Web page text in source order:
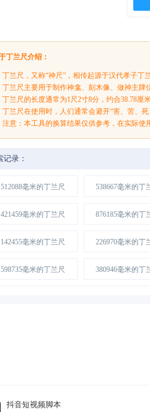
丁兰尺介绍：
丁兰尺，又称“神尺”，相传起源于汉代孝子
丁兰尺主要用于制作神龛、刻木像、做神主牌
丁兰尺的长度通常为1尺2寸8分，约合38.78厘
丁兰尺在使用时，人们通常会避开“害、苦、
注意：本工具的换算结果仅供参考，在实际使
记录：
512088毫米的丁兰尺 538667毫米的丁
421459毫米的丁兰尺 876185毫米的丁
142455毫米的丁兰尺 226970毫米的丁
598735毫米的丁兰尺 380946毫米的丁
抖音短视频脚本